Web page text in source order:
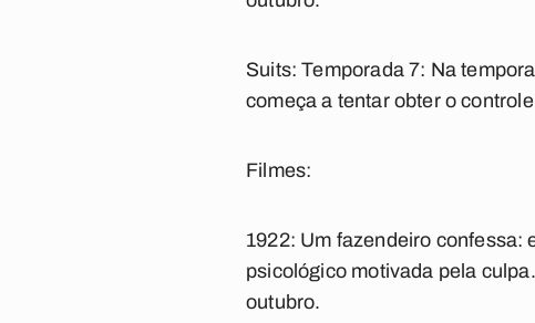
Suits: Temporada 7: Na
começa a tentar obter o
Filmes:
1922: Um fazendeiro confessa:
psicológico motivada pela
outubro.